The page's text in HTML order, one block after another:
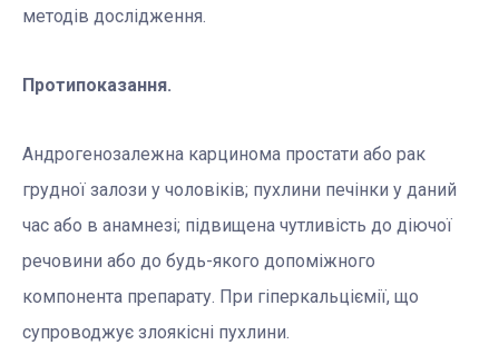
методів дослідження.
Протипоказання.
Андрогенозалежна карцинома простати або рак
грудної залози у чоловіків; пухлини печінки у даний
час або в анамнезі; підвищена чутливість до діючої
речовини або до будь-якого допоміжного
компонента препарату. При гіперкальціємії, що
супроводжує злоякісні пухлини.